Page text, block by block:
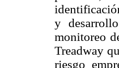
y
monitoreo
Treadway
riesgo